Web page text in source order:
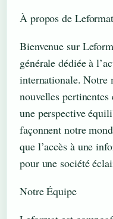
À propos de Leformat
Bienvenue sur
générale dédiée à
internationale. Notre
nouvelles
une perspective
façonnent notre
que l’accès à une
pour une société
Notre Équipe